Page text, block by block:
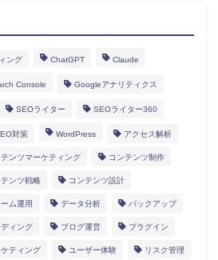
ング ChatGPT Claude
Console Googleアナリティクス
SEOライター SEOライター360
対策 WordPress アクセス解析
テンツマーケティング コンテンツ制作
テンツ戦略 コンテンツ設計
ム運用 データ分析 バックアップ
ィング ブログ運営 プラグイン
ティング ユーザー体験 リスク管理